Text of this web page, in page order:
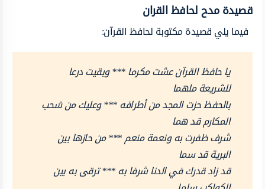
قصيدة مدح لحافظ القران
فيما يلي قصيدة مكتوبة لحافظ القرآن:
يا حافظ القرآن عشت مكرما *** وبقيت درعا
للشريعة ملهما
بالحفظ حزت المجد من أطرافه *** وعليك من سُحب
المكارم قد هما
شرف ظفرت به ونعمة منعم *** من حازها بين
البرية قد سما
قد زاد قدرك في الدنا شرفا به *** ترقى به بين